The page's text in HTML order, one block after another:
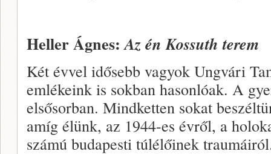
Heller Ágnes:Az én Kossuth terem
Két évvel idősebb vagyok Ungvári
emlékeink is sokban hasonlóak. A
elsősorban. Mindketten sokat
amíg élünk, az 1944-es évről, a
számú budapesti túlélőinek